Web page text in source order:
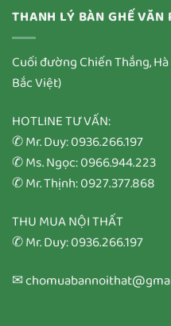
THANH LÝ BÀN GHẾ VĂN
Cuối đường Chiến Thắng,
Bắc Việt)
HOTLINE TƯ VẤN:
✆ Mr. Duy: 0936.266.197
✆ Ms. Ngọc: 0966.944.223
✆ Mr. Thịnh: 0927.377.868
THU MUA NỘI THẤT
✆ Mr. Duy: 0936.266.197
✉